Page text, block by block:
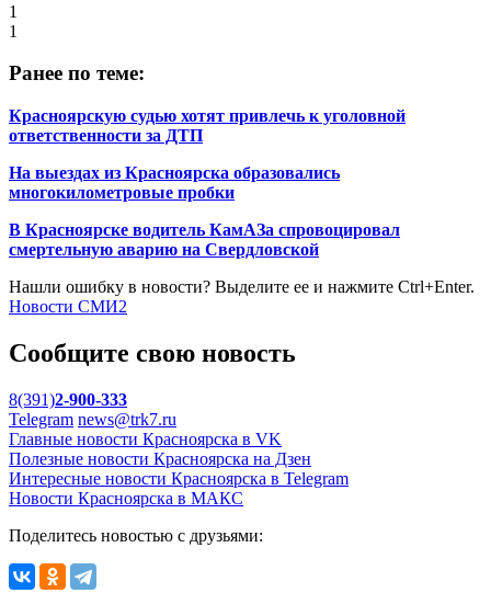
1
1
Ранее по теме:
Красноярскую судью хотят привлечь к уголовной
ответственности за ДТП
На выездах из Красноярска образовались
многокилометровые пробки
В Красноярске водитель КамАЗа спровоцировал
смертельную аварию на Свердловской
Нашли ошибку в новости? Выделите ее и нажмите Ctrl+Enter.
Новости СМИ2
Сообщите свою новость
8(391)2-900-333
Telegram news@trk7.ru
Главные новости Красноярска в VK
Полезные новости Красноярска на Дзен
Интересные новости Красноярска в Telegram
Новости Красноярска в МАКС
Поделитесь новостью с друзьями: